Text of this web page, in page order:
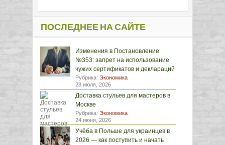
ПОСЛЕДНЕЕ НА САЙТЕ
Изменения в Постановление
№353: запрет на использование
чужих сертификатов и деклараций
Рубрика: Экономика
28 июля, 2026
Доставка стульев для мастеров в
Москве
Рубрика: Экономика
24 июня, 2026
Учёба в Польше для украинцев в
2026 — как поступить и начать